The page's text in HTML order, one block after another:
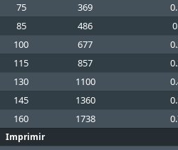
75 369
85 486
100 677
115 857
130 1100
145 1360
160 1738
Imprimir